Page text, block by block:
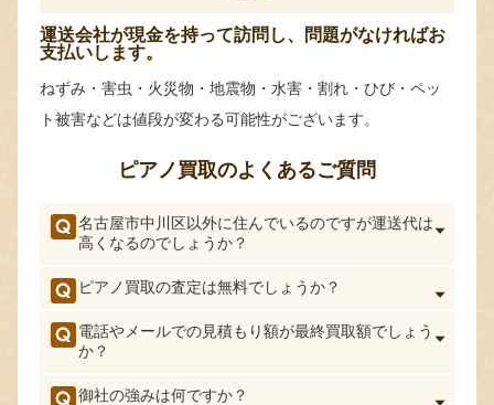
運送会社が現金を持って訪問し、問題がなければお
支払いします。
ねずみ・害虫・火災物・地震物・水害・割れ・ひび・ペッ
ト被害などは値段が変わる可能性がございます。
ピアノ買取のよくあるご質問
名古屋市中川区以外に住んでいるのですが運送代は
高くなるのでしょうか？
ピアノ買取の査定は無料でしょうか？
電話やメールでの見積もり額が最終買取額でしょう
か？
御社の強みは何ですか？